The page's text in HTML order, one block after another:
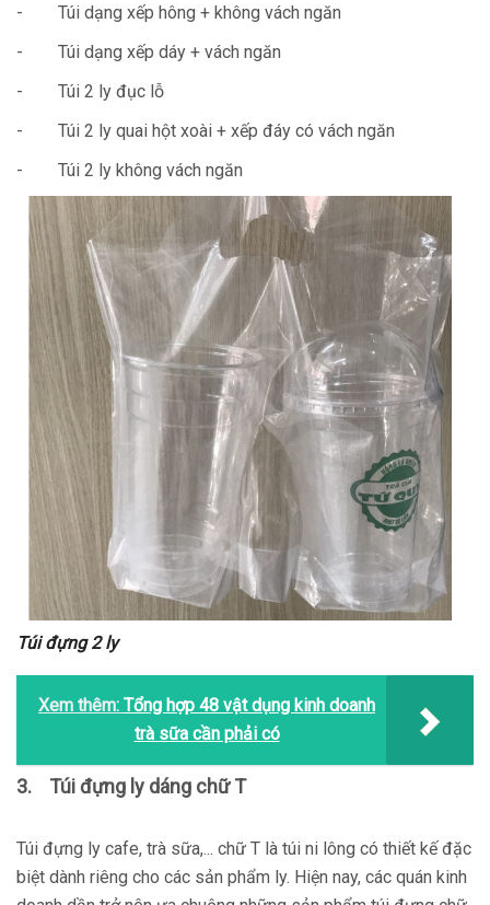
- Túi dạng xếp hông + không vách ngăn
- Túi dạng xếp dáy + vách ngăn
- Túi 2 ly đục lỗ
- Túi 2 ly quai hột xoài + xếp đáy có vách ngăn
- Túi 2 ly không vách ngăn
Túi đựng 2 ly
Xem thêm: Tổng hợp 48 vật dụng kinh doanh
trà sữa cần phải có
3. Túi đựng ly dáng chữ T
Túi đựng ly cafe, trà sữa,... chữ T là túi ni lông có thiết kế đặc
biệt dành riêng cho các sản phẩm ly. Hiện nay, các quán kinh